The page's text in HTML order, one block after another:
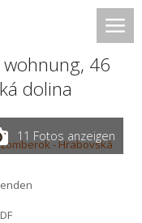
46
dolina
11 Fotos anzeigen